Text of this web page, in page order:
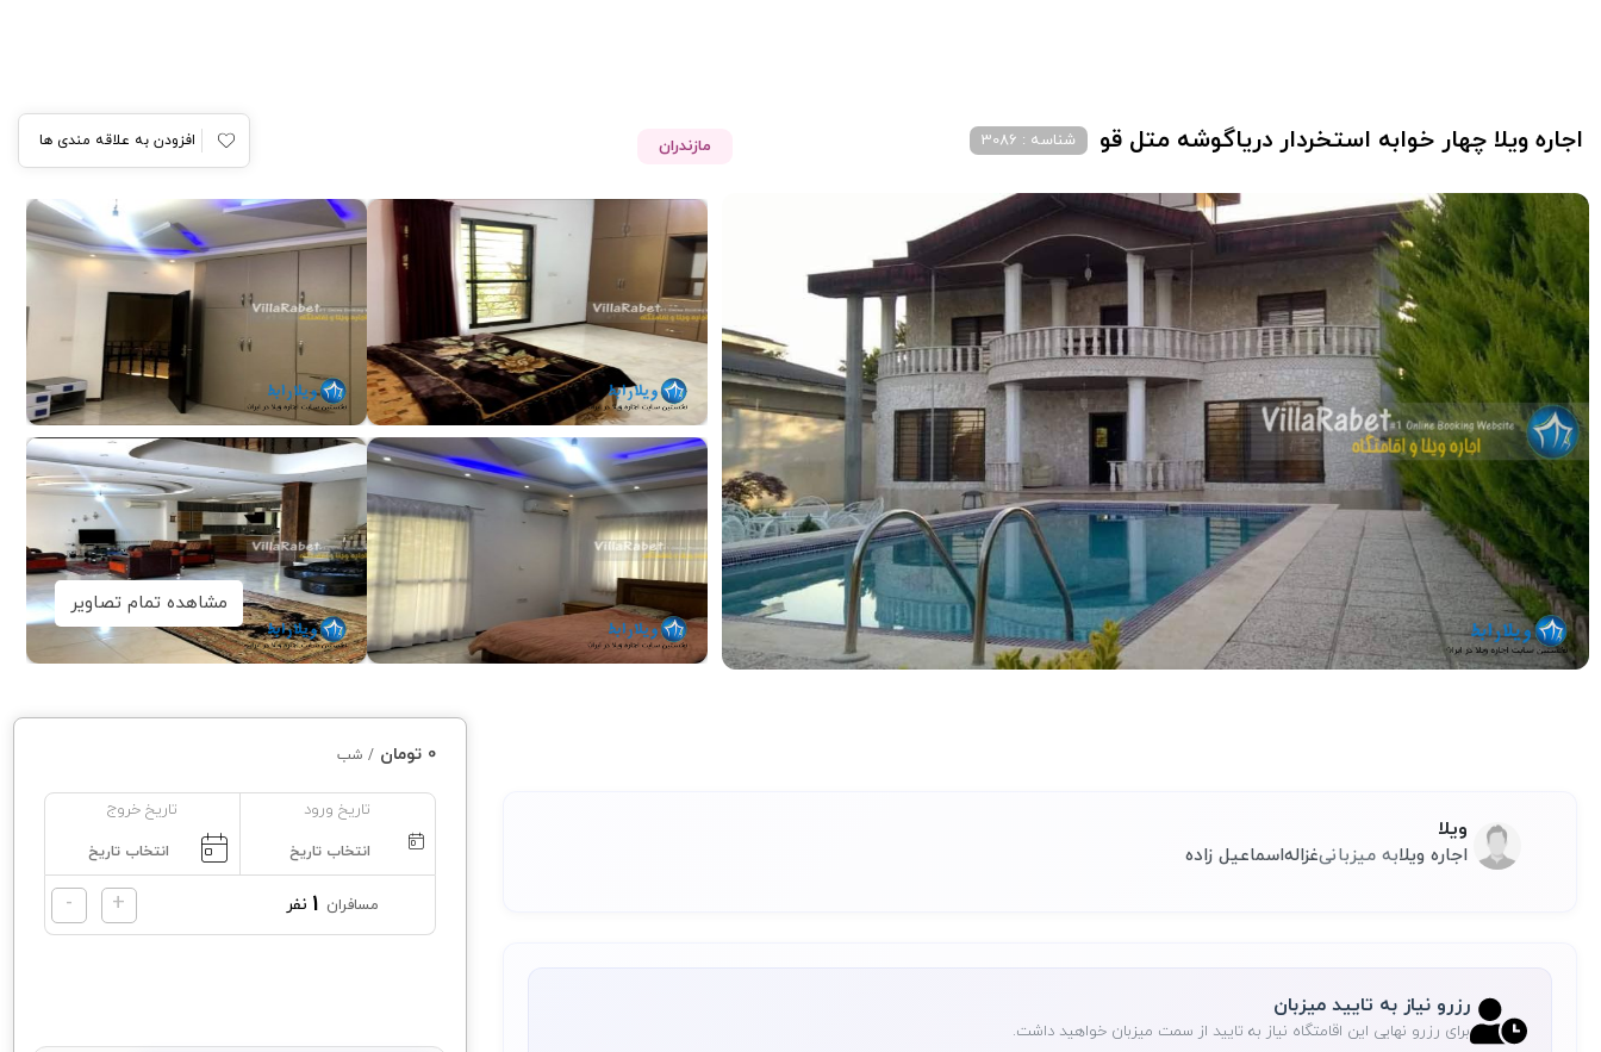
اجاره ویلا چهار خوابه استخردار دریاگوشه متل قو شناسه : 3086 مازندران افزودن به علاقه مندی ها
مشاهده تمام تصاویر
ویلا
اجاره ویلابه میزبانیغزالهاسماعیل زاده
رزرو نیاز به تایید میزبان
برای رزرو نهایی این اقامتگاه نیاز به تایید از سمت میزبان خواهید داشت.
0 تومان / شب
تاریخ ورود تاریخ خروج
مسافران 1 نفر +
-